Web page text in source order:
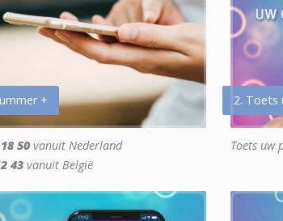
+
50 vanuit Nederland
43 vanuit België
2. Toets
Toets uw